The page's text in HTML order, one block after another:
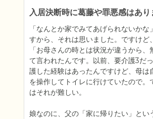
入居決断時に葛藤や罪悪感はあり
「なんとか家でみてあげられないかな
すから、それは思いました。ですけど
「お母さんの時とは状況が違うから、
て言われたんです。以前、要介護3だ
護した経験はあったんですけど、母は
を操作してトイレに行けていたので。
はそれが難しい。
娘なのに、父の「家に帰りたい」とい